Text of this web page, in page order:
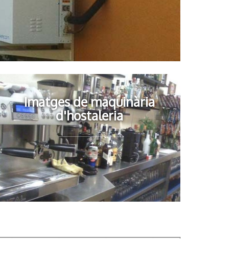
Imatges de maquinària
d'hostaleria